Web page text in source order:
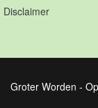
Disclaimer
Groter Worden -